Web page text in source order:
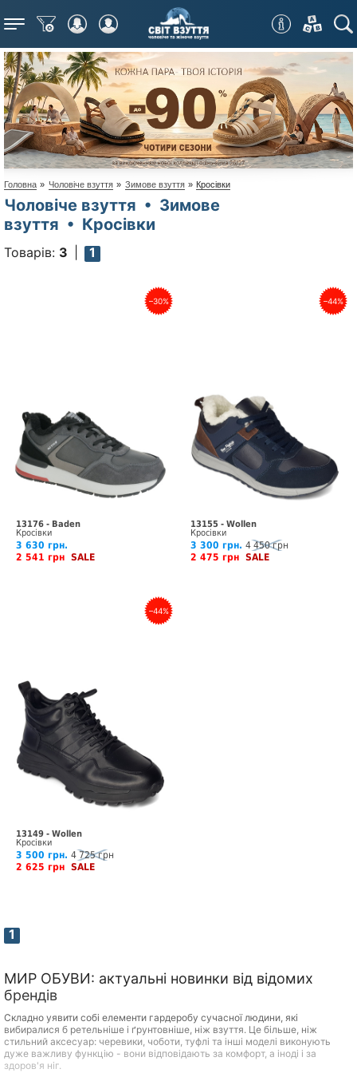
Меню
Головна » Чоловіче взуття » Зимове взуття » Кросівки
Чоловіче взуття • Зимове
взуття • Кросівки
Товарів: 3 1
–30%
13176 - Baden
Кросівки
3 630 грн.
2 541 грн SALE
–44%
13155 - Wollen
Кросівки
3 300 грн. 4 450 грн
2 475 грн SALE
–44%
13149 - Wollen
Кросівки
3 500 грн. 4 725 грн
2 625 грн SALE
1
МИР ОБУВИ: актуальні новинки від відомих
брендів
Складно уявити собі елементи гардеробу сучасної людини, які
вибиралися б ретельніше і ґрунтовніше, ніж взуття. Це більше, ніж
стильний аксесуар: черевики, чоботи, туфлі та інші моделі виконують
дуже важливу функцію - вони відповідають за комфорт, а іноді і за
здоров'я ніг.